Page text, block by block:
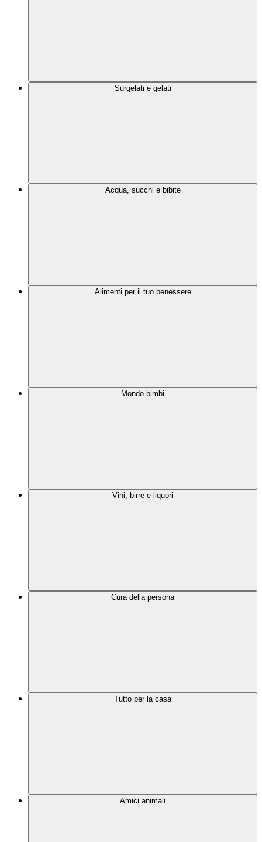
Surgelati e gelati
Acqua, succhi e bibite
Alimenti per il tuo benessere
Mondo bimbi
Vini, birre e liquori
Cura della persona
Tutto per la casa
Amici animali